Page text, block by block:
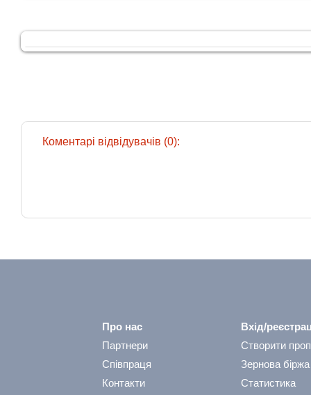
Коментарі відвідувачів (0):
Про нас
Партнери
Співпраця
Контакти
Вхід/
Створити
Зернова біржа
Статистика